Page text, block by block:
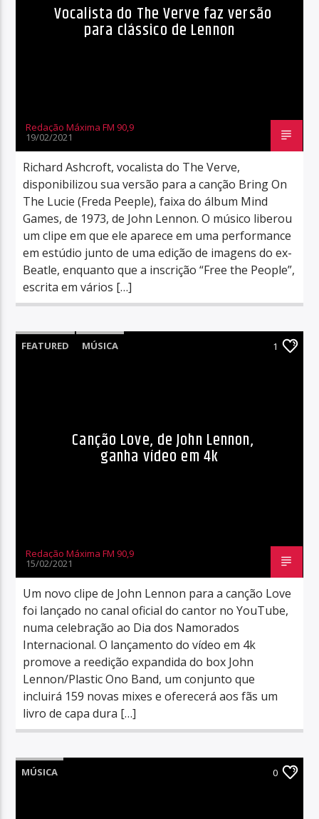
Vocalista do The Verve faz versão
para clássico de Lennon
Redação Máxima FM 90,9
19/02/2021
Richard Ashcroft, vocalista do The Verve,
disponibilizou sua versão para a canção Bring On
The Lucie (Freda Peeple), faixa do álbum Mind
Games, de 1973, de John Lennon. O músico liberou
um clipe em que ele aparece em uma performance
em estúdio junto de uma edição de imagens do ex-
Beatle, enquanto que a inscrição “Free the People”,
escrita em vários […]
FEATURED MÚSICA 1
Canção Love, de John Lennon,
ganha vídeo em 4k
Redação Máxima FM 90,9
15/02/2021
Um novo clipe de John Lennon para a canção Love
foi lançado no canal oficial do cantor no YouTube,
numa celebração ao Dia dos Namorados
Internacional. O lançamento do vídeo em 4k
promove a reedição expandida do box John
Lennon/Plastic Ono Band, um conjunto que
incluirá 159 novas mixes e oferecerá aos fãs um
livro de capa dura […]
MÚSICA 0